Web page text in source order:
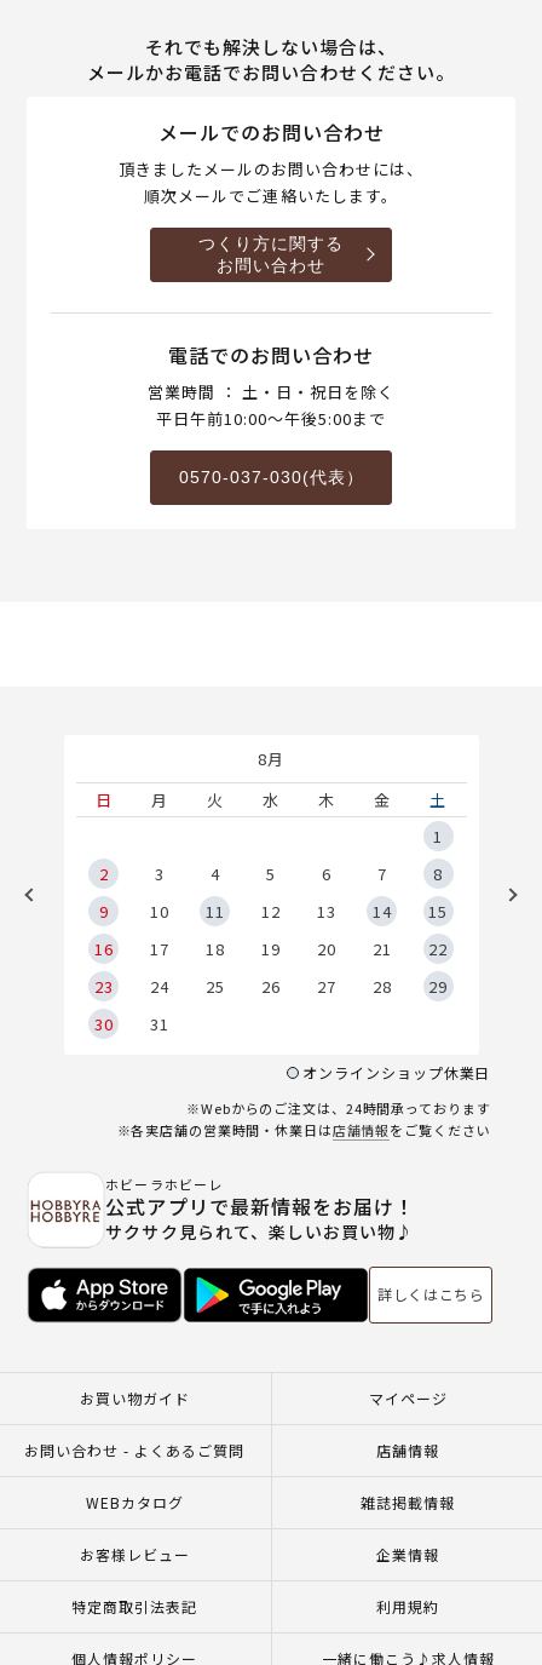
それでも解決しない場合は、
メールかお電話でお問い合わせください。
メールでのお問い合わせ
頂きましたメールのお問い合わせには、
順次メールでご連絡いたします。
つくり方に関する
お問い合わせ
電話でのお問い合わせ
営業時間 ： 土・日・祝日を除く
平日午前10:00～午後5:00まで
0570-037-030(代表）
8月
日
月 火 水 木 金
土
1
2
3 4 5 6 7
8
9
10 11 12 13 14
15
16
17 18 19 20 21
22
23
24 25 26 27 28
29
30
31
オンラインショップ休業日
※Webからのご注文は、24時間承っております
※各実店舗の営業時間・休業日は店舗情報をご覧ください
ホビーラホビーレ
公式アプリで最新情報をお届け！
サクサク見られて、楽しいお買い物♪
詳しくはこちら
お買い物ガイド マイページ
お問い合わせ - よくあるご質問 店舗情報
WEBカタログ 雑誌掲載情報
お客様レビュー 企業情報
特定商取引法表記 利用規約
個人情報ポリシー 一緒に働こう♪求人情報